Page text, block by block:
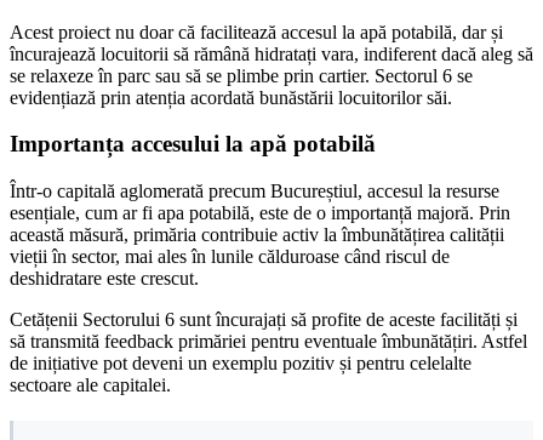
Acest proiect nu doar că facilitează accesul la apă potabilă, dar și
încurajează locuitorii să rămână hidratați vara, indiferent dacă aleg să
se relaxeze în parc sau să se plimbe prin cartier. Sectorul 6 se
evidențiază prin atenția acordată bunăstării locuitorilor săi.
Importanța accesului la apă potabilă
Într-o capitală aglomerată precum Bucureștiul, accesul la resurse
esențiale, cum ar fi apa potabilă, este de o importanță majoră. Prin
această măsură, primăria contribuie activ la îmbunătățirea calității
vieții în sector, mai ales în lunile călduroase când riscul de
deshidratare este crescut.
Cetățenii Sectorului 6 sunt încurajați să profite de aceste facilități și
să transmită feedback primăriei pentru eventuale îmbunătățiri. Astfel
de inițiative pot deveni un exemplu pozitiv și pentru celelalte
sectoare ale capitalei.